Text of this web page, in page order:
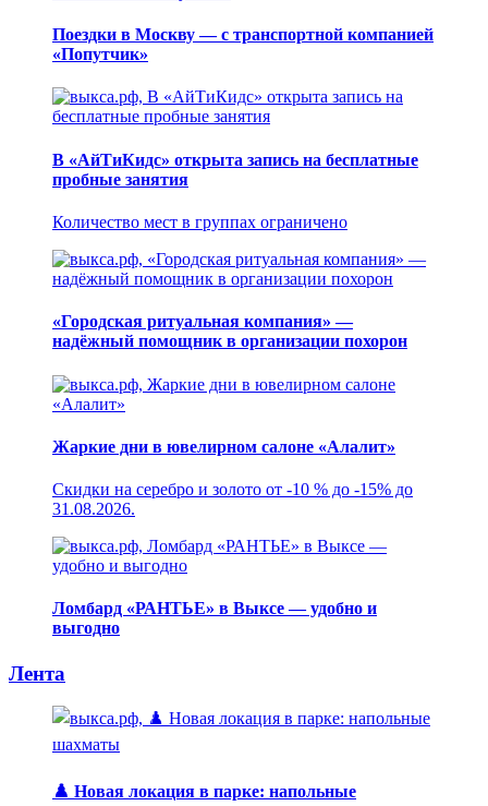
Поездки в Москву — с транспортной компанией
«Попутчик»
В «АйТиКидс» открыта запись на бесплатные
пробные занятия
Количество мест в группах ограничено
«Городская ритуальная компания» —
надёжный помощник в организации похорон
Жаркие дни в ювелирном салоне «Алалит»
Скидки на серебро и золото от -10 % до -15% до
31.08.2026.
Ломбард «РАНТЬЕ» в Выксе — удобно и
выгодно
Лента
♟️ Новая локация в парке: напольные